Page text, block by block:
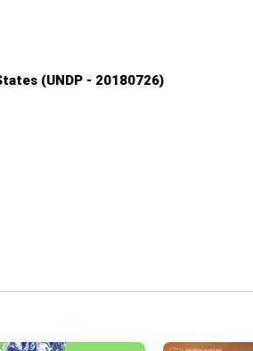
(UNDP - 20180726)